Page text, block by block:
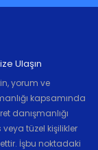
Ulaşın
yorum ve
kapsamında
danışmanlığı
tüzel kişilikler
İşbu noktadaki